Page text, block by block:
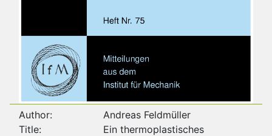
Author:
Andreas Feldmüller
Title:
Ein thermoplastisches